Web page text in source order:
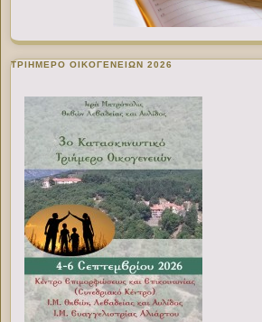
ΤΡΙΗΜΕΡΟ ΟΙΚΟΓΕΝΕΙΩΝ 2026